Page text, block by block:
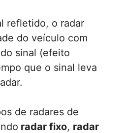
refletido, o radar
do veículo com
sinal (efeito
que o sinal leva
de radares de
radar fixo, radar